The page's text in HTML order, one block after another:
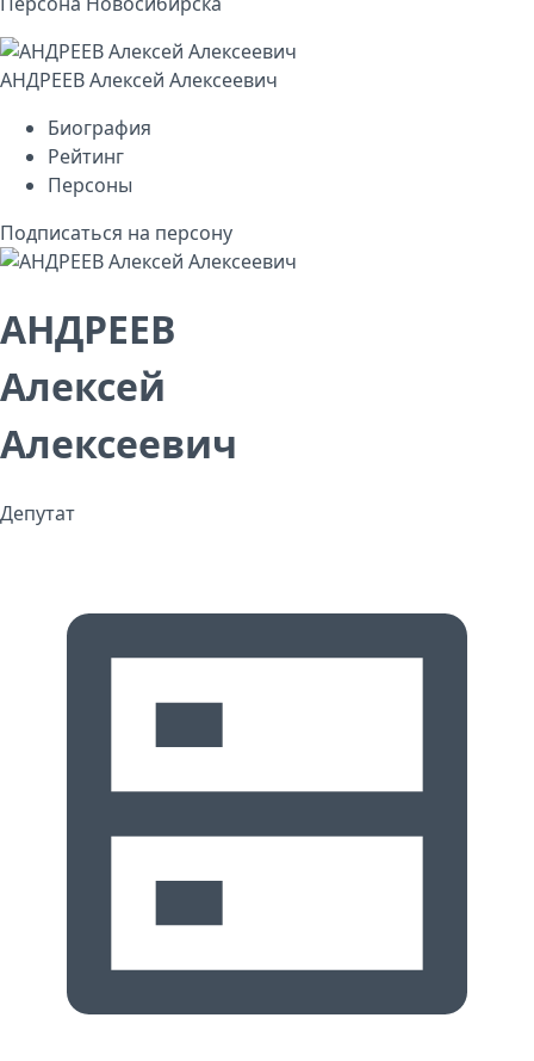
АНДРЕЕВ Алексей Алексеевич
Биография
Рейтинг
Персоны
Подписаться на персону
АНДРЕЕВ
Алексей
Алексеевич
Депутат